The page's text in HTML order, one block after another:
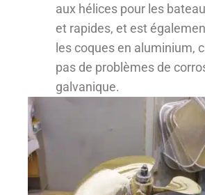
aux hélices pour les
et rapides, et est
les coques en aluminium,
pas de problèmes de
galvanique.